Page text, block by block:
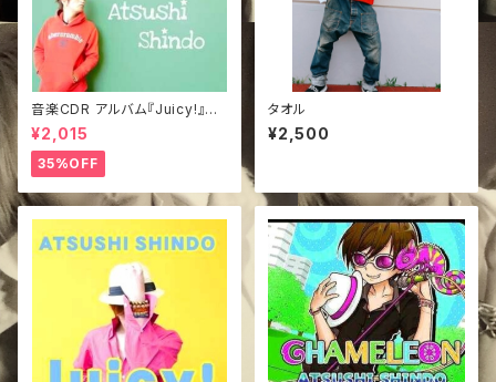
音楽CDR アルバム『Juicy!』み
どジャケVer.
¥2,015
35%OFF
タオル
¥2,500